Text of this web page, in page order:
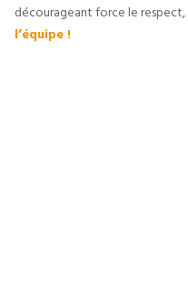
décourageant force le respect,
l’équipe !